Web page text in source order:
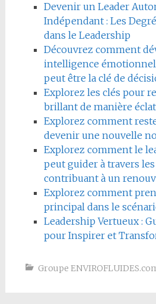
Devenir un Leader
Indépendant : Les
dans le Leadership
Découvrez comment
intelligence
peut être la clé de
Explorez les clés pour
brillant de manière
Explorez comment
devenir une nouvelle
Explorez comment le
peut guider à travers
contribuant à un
Explorez comment
principal dans le
Leadership Vertueux :
pour Inspirer et
Groupe